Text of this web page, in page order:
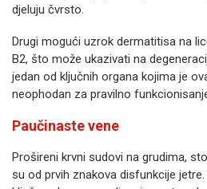
djeluju čvrsto.
Drugi mogući uzrok dermatitisa na
B2, što može ukazivati na
jedan od ključnih organa kojima je
neophodan za pravilno
Paučinaste vene
Prošireni krvni sudovi na grudima,
su od prvih znakova disfunkcije